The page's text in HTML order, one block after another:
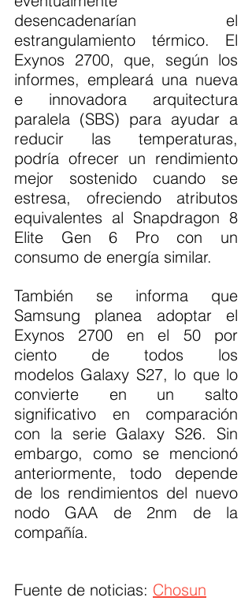
desencadenarían el
estrangulamiento térmico. El
Exynos 2700, que, según los
informes, empleará una nueva
e innovadora arquitectura
paralela (SBS) para ayudar a
reducir las temperaturas,
podría ofrecer un rendimiento
mejor sostenido cuando se
estresa, ofreciendo atributos
equivalentes al Snapdragon 8
Elite Gen 6 Pro con un
consumo de energía similar.
También se informa que
Samsung planea adoptar el
Exynos 2700 en el 50 por
ciento de todos los
modelos Galaxy S27, lo que lo
convierte en un salto
significativo en comparación
con la serie Galaxy S26. Sin
embargo, como se mencionó
anteriormente, todo depende
de los rendimientos del nuevo
nodo GAA de 2nm de la
compañía.
Fuente de noticias: Chosun